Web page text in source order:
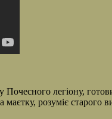
легіону,
розуміє старого